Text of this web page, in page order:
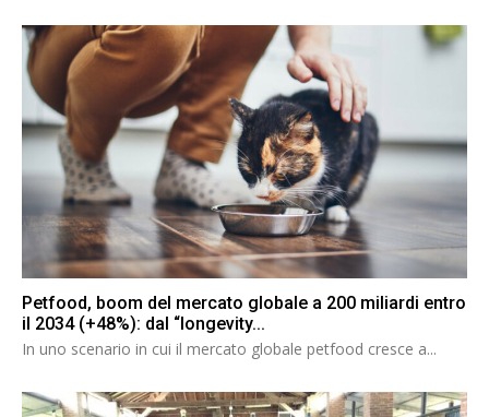
Petfood, boom del mercato globale a 200 miliardi entro
il 2034 (+48%): dal “longevity...
In uno scenario in cui il mercato globale petfood cresce a...